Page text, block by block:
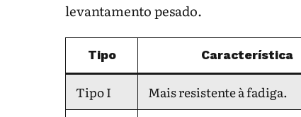
levantamento pesado.
Tipo Característica
Tipo I Mais resistente à fadiga.